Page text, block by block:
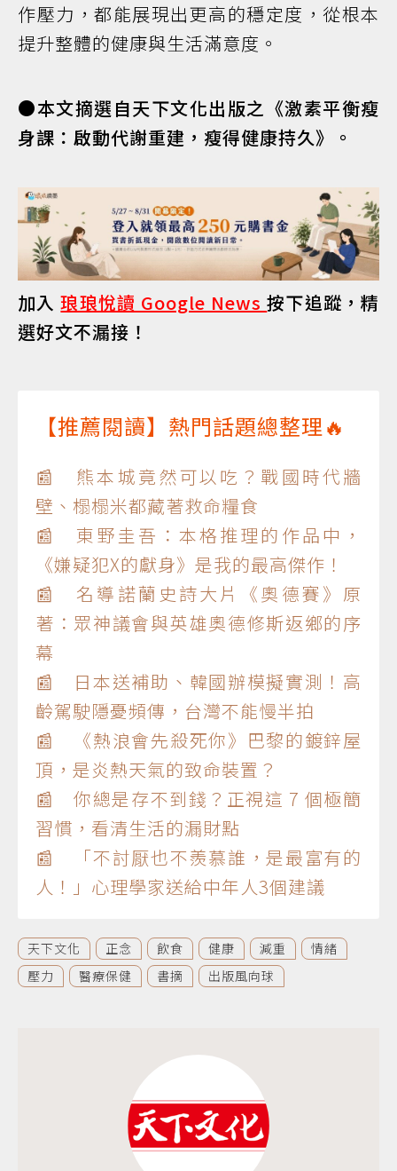
作壓力，都能展現出更高的穩定度，從根本
提升整體的健康與生活滿意度。
●本文摘選自天下文化出版之《激素平衡瘦
身課：啟動代謝重建，瘦得健康持久》。
加入琅琅悅讀 Google News按下追蹤，精
選好文不漏接！
【推薦閱讀】熱門話題總整理🔥
📰 熊本城竟然可以吃？戰國時代牆
壁、榻榻米都藏著救命糧食
📰 東野圭吾：本格推理的作品中，
《嫌疑犯X的獻身》是我的最高傑作！
📰 名導諾蘭史詩大片《奧德賽》原
著：眾神議會與英雄奧德修斯返鄉的序
幕
📰 日本送補助、韓國辦模擬實測！高
齡駕駛隱憂頻傳，台灣不能慢半拍
📰 《熱浪會先殺死你》巴黎的鍍鋅屋
頂，是炎熱天氣的致命裝置？
📰 你總是存不到錢？正視這 7 個極簡
習慣，看清生活的漏財點
📰 「不討厭也不羨慕誰，是最富有的
人！」心理學家送給中年人3個建議
天下文化 正念 飲食 健康 減重
情緒
壓力
醫療保健 書摘 出版風向球